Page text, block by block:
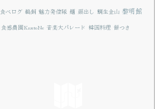
食べログ 鵜飼 魅力発信隊 麺 顔出し 鯛生金山 黎明館
食感農園KazetoNe 音楽大パレード 韓国料理 餅つき